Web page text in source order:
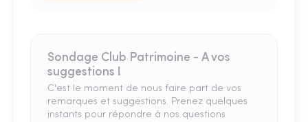
Sondage Club Patrimoine - A vos
suggestions !
C'est le moment de nous faire part de vos
remarques et suggestions. Prenez quelques
instants pour répondre à nos questions